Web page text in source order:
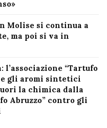
Molise si continua a
ma poi si va in
“Tartufo
gli aromi sintetici
la chimica dalla
Abruzzo” contro gli